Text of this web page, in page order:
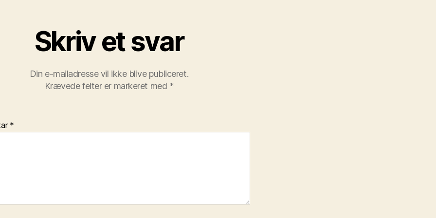
Skriv et svar
Din e-mailadresse vil ikke blive publiceret.
Krævede felter er markeret med *
*